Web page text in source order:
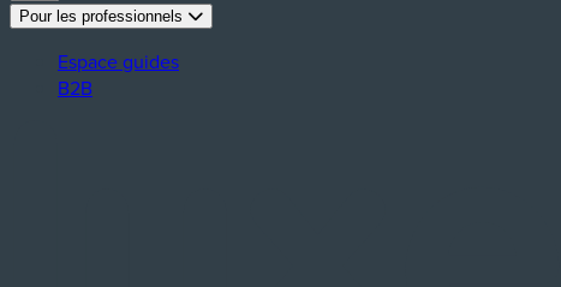
Pour les professionnels
Espace guides
B2B